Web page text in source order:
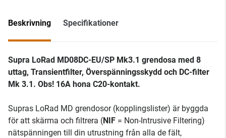
Beskrivning Specifikationer
Supra LoRad MD08DC-EU/SP Mk3.1 grendosa med 8
uttag, Transientfilter, Överspänningsskydd och DC-filter
Mk 3.1. Obs! 16A hona C20-kontakt.
Supras LoRad MD grendosor (kopplingslister) är byggda
för att skärma och filtrera (NIF = Non-Intrusive Filtering)
nätspänningen till din utrustning från alla de fält,